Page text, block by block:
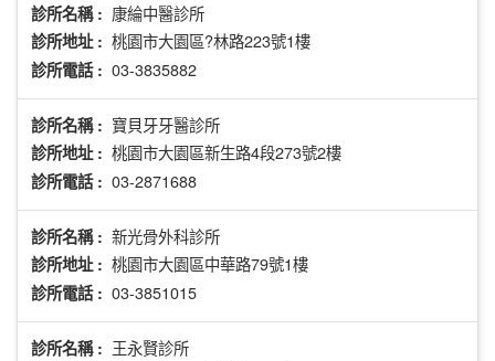
診所名稱 : 康綸中醫診所
診所地址 : 桃園市大園區?林路223號1樓
診所電話 : 03-3835882
診所名稱 : 寶貝牙牙醫診所
診所地址 : 桃園市大園區新生路4段273號2樓
診所電話 : 03-2871688
診所名稱 : 新光骨外科診所
診所地址 : 桃園市大園區中華路79號1樓
診所電話 : 03-3851015
診所名稱 : 王永賢診所